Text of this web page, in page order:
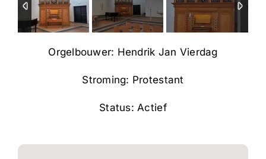
Orgelbouwer: Hendrik Jan Vierdag
Stroming: Protestant
Status: Actief